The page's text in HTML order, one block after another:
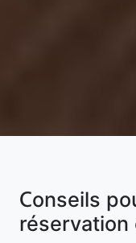
Conseils
réservation